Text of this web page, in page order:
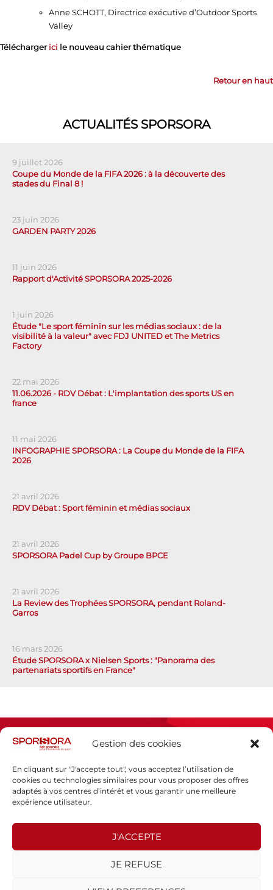
Gestion des cookies
En cliquant sur "J'accepte tout", vous acceptez l’utilisation de
cookies ou technologies similaires pour vous proposer des offres
adaptés à vos centres d’intérêt et vous garantir une meilleure
expérience utilisateur.
J'ACCEPTE
JE REFUSE
Anne SCHOTT, Directrice exécutive d’Outdoor Sports
Valley
Téléchargerici le nouveau cahier thématique
Retour en haut
ACTUALITÉS SPORSORA
9 juillet 2026
Coupe du Monde de la FIFA 2026 : à la découverte des
stades du Final 8 !
23 juin 2026
GARDEN PARTY 2026
11 juin 2026
Rapport d'Activité SPORSORA 2025-2026
1 juin 2026
Étude "Le sport féminin sur les médias sociaux : de la
visibilité à la valeur" avec FDJ UNITED et The Metrics
Factory
22 mai 2026
11.06.2026 - RDV Débat : L'implantation des sports US en
france
11 mai 2026
INFOGRAPHIE SPORSORA : La Coupe du Monde de la FIFA
2026
21 avril 2026
RDV Débat : Sport féminin et médias sociaux
21 avril 2026
SPORSORA Padel Cup by Groupe BPCE
21 avril 2026
La Review des Trophées SPORSORA, pendant Roland-
Garros
16 mars 2026
Étude SPORSORA x Nielsen Sports : "Panorama des
partenariats sportifs en France"
Espace presse
Politique de confidentialité
SPORSORA